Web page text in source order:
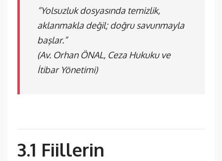
“Yolsuzluk dosyasında temizlik,
aklanmakla değil; doğru savunmayla
başlar.”
(Av. Orhan ÖNAL, Ceza Hukuku ve
İtibar Yönetimi)
3.1 Fiillerin